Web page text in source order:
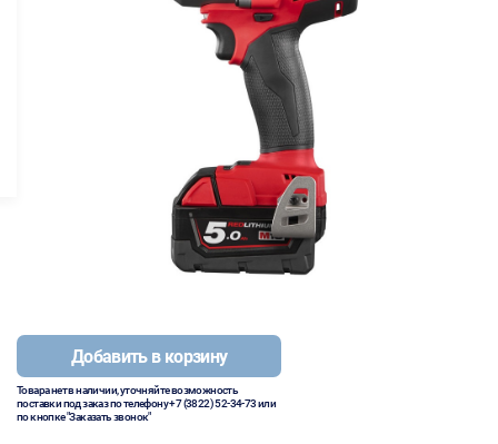
Добавить в корзину
Товара нет в наличии, уточняйте возможность
поставки под заказ по телефону+7 (3822) 52-34-73или
по кнопке "Заказать звонок"